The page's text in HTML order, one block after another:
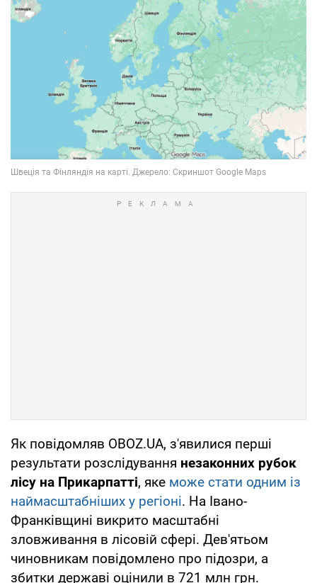
Як повідомляв OBOZ.UA, з'явилися перші
результати розслідування незаконних рубок
лісу на Прикарпатті, яке може стати одним із
наймасштабніших у регіоні. На Івано-
Франківщині викрито масштабні
зловживання в лісовій сфері. Дев'ятьом
чиновникам повідомлено про підозри, а
збитки державі оцінили в 721 млн грн.